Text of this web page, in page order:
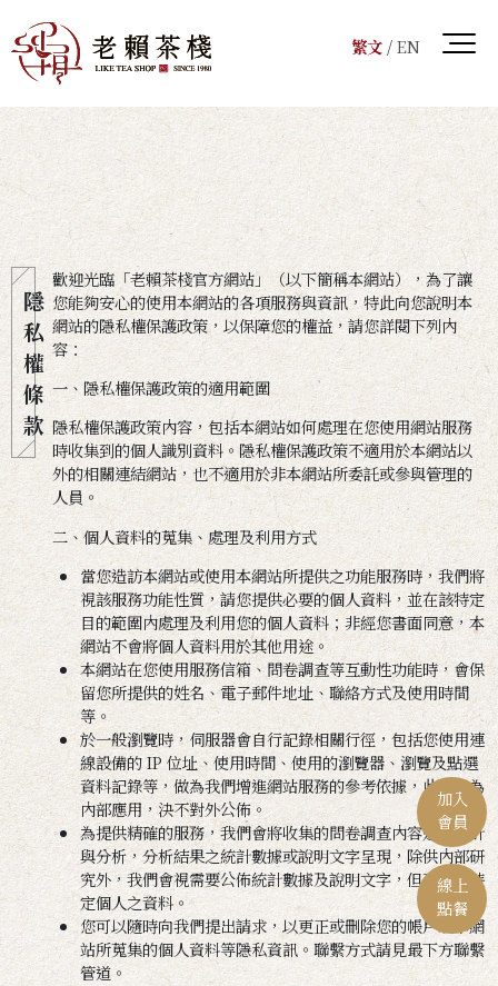
繁文 /EN
隱
私
權
條
款
歡迎光臨「老賴茶棧官方網站」（以下簡稱本網站），為了讓
您能夠安心的使用本網站的各項服務與資訊，特此向您說明本
網站的隱私權保護政策，以保障您的權益，請您詳閱下列內
容：
一、隱私權保護政策的適用範圍
隱私權保護政策內容，包括本網站如何處理在您使用網站服務
時收集到的個人識別資料。隱私權保護政策不適用於本網站以
外的相關連結網站，也不適用於非本網站所委託或參與管理的
人員。
二、個人資料的蒐集、處理及利用方式
當您造訪本網站或使用本網站所提供之功能服務時，我們將
視該服務功能性質，請您提供必要的個人資料，並在該特定
目的範圍內處理及利用您的個人資料；非經您書面同意，本
網站不會將個人資料用於其他用途。
本網站在您使用服務信箱、問卷調查等互動性功能時，會保
留您所提供的姓名、電子郵件地址、聯絡方式及使用時間
等。
於一般瀏覽時，伺服器會自行記錄相關行徑，包括您使用連
線設備的 IP 位址、使用時間、使用的瀏覽器、瀏覽及點選
資料記錄等，做為我們增進網站服務的參考依據，此記錄為
內部應用，決不對外公佈。
為提供精確的服務，我們會將收集的問卷調查內容進行統計
與分析，分析結果之統計數據或說明文字呈現，除供內部研
究外，我們會視需要公佈統計數據及說明文字，但不涉及特
定個人之資料。
您可以隨時向我們提出請求，以更正或刪除您的帳戶或本網
站所蒐集的個人資料等隱私資訊。聯繫方式請見最下方聯繫
管道。
加入
會員
線上
點餐